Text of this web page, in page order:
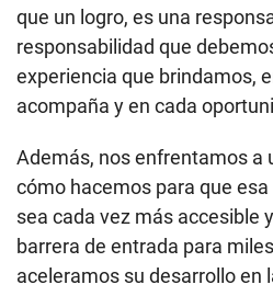
que un logro, es una
responsabilidad que
experiencia que brindamos,
acompaña y en cada
Además, nos enfrentamos a
cómo hacemos para que
sea cada vez más accesible
barrera de entrada para
aceleramos su desarrollo en